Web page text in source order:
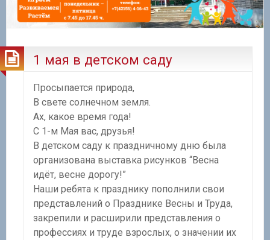
1 мая в детском саду
Просыпается природа,
В свете солнечном земля.
Ах, какое время года!
С 1-м Мая вас, друзья!
В детском саду к праздничному дню была
организована выставка рисунков “Весна
идёт, весне дорогу!”
Наши ребята к празднику пополнили свои
представлений о Празднике Весны и Труда,
закрепили и расширили представления о
профессиях и труде взрослых, о значении их